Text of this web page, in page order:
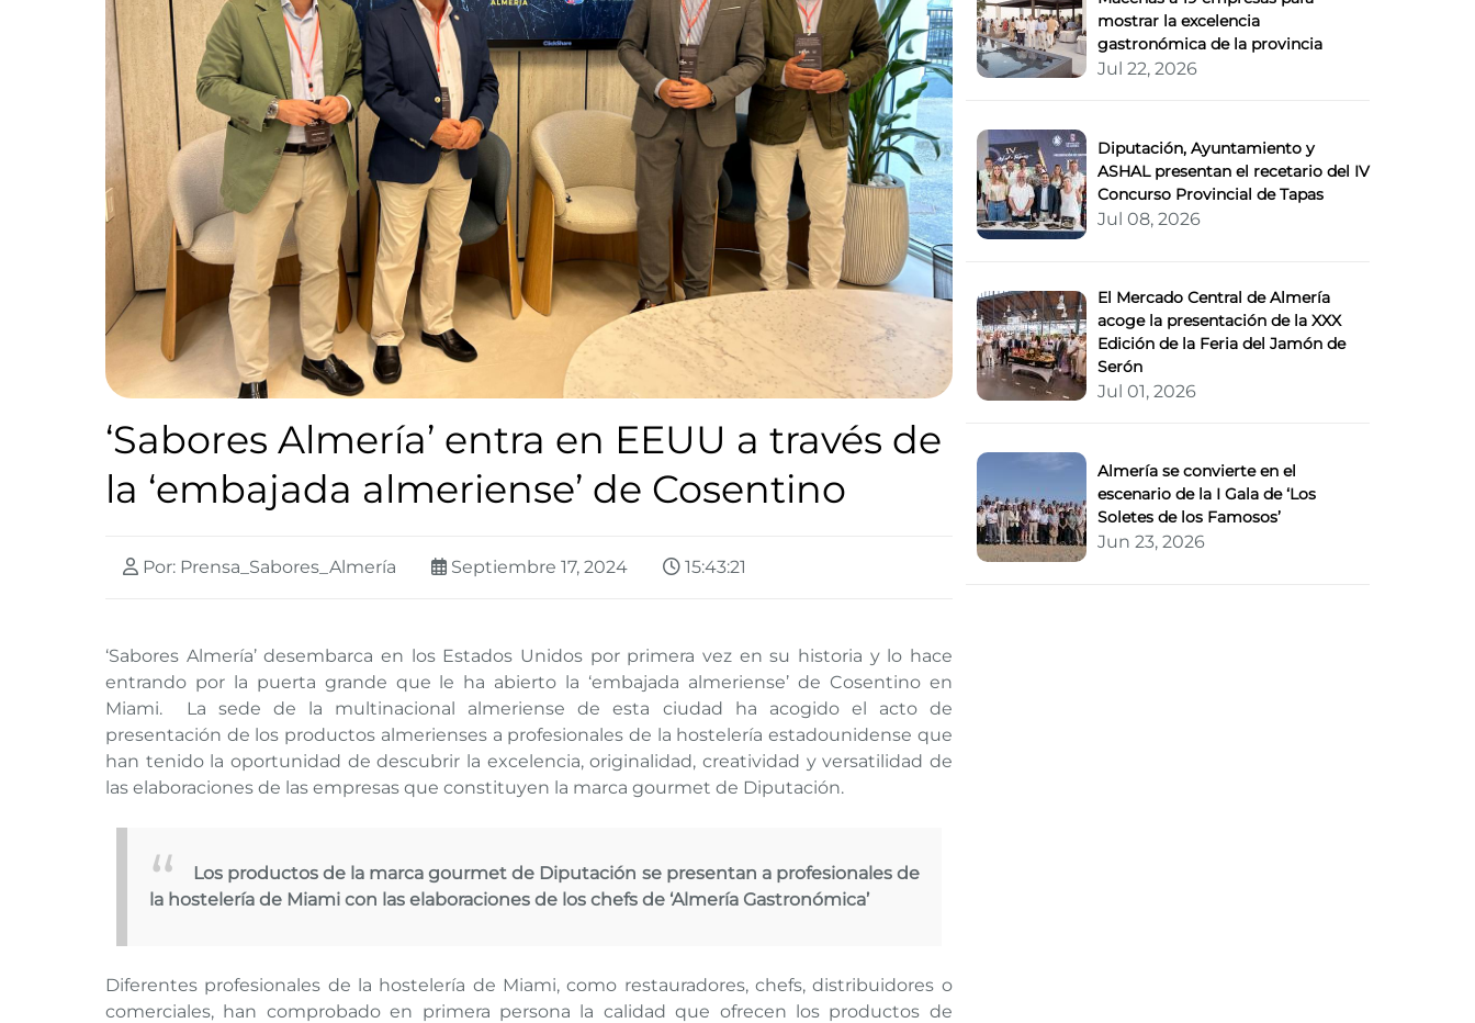
‘Sabores Almería’ entra en EEUU a través de
la ‘embajada almeriense’ de Cosentino
Por: Prensa_Sabores_Almería Septiembre 17, 2024 15:43:21
‘Sabores Almería’ desembarca en los Estados Unidos por primera vez en su historia y lo hace
entrando por la puerta grande que le ha abierto la ‘embajada almeriense’ de Cosentino en
Miami. La sede de la multinacional almeriense de esta ciudad ha acogido el acto de
presentación de los productos almerienses a profesionales de la hostelería estadounidense que
han tenido la oportunidad de descubrir la excelencia, originalidad, creatividad y versatilidad de
las elaboraciones de las empresas que constituyen la marca gourmet de Diputación.
Los productos de la marca gourmet de Diputación se presentan a profesionales de
la hostelería de Miami con las elaboraciones de los chefs de ‘Almería Gastronómica’
Diferentes profesionales de la hostelería de Miami, como restauradores, chefs, distribuidores o
comerciales, han comprobado en primera persona la calidad que ofrecen los productos de
mostrar la excelencia
gastronómica de la provincia
Jul 22, 2026
Diputación, Ayuntamiento y
ASHAL presentan el recetario del IV
Concurso Provincial de Tapas
Jul 08, 2026
El Mercado Central de Almería
acoge la presentación de la XXX
Edición de la Feria del Jamón de
Serón
Jul 01, 2026
Almería se convierte en el
escenario de la I Gala de ‘Los
Soletes de los Famosos’
Jun 23, 2026